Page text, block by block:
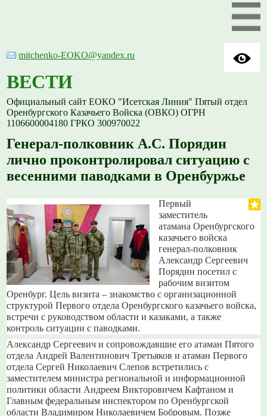
mitchenko-EOKO@yandex.ru
ВЕСТИ
Официальный сайт ЕОКО "Исетская Линия" Пятый отдел
Оренбургского Казачьего Войска (ОВКО) ОГРН
1106600004180 ГРКО 300970022
Генерал-полковник А.С. Порядин
лично проконтролировал ситуацию с
весенними паводками в Оренбуржье
Первый
заместитель
атамана Оренбургского
казачьего войска
генерал-полковник
Александр Сергеевич
Порядин посетил с
рабочим визитом
Оренбург. Цель визита – знакомство с организационной
структурой Первого отдела Оренбургского казачьего войска,
встречи с руководством области и казаками, а также
контроль ситуации с паводками.
Александр Сергеевич и сопровождавшие его атаман Пятого
отдела Андрей Валентинович Третьяков и атаман Первого
отдела Сергей Николаевич Слепов встретились с
заместителем министра региональной и информационной
политики области Андреем Викторовичем Кафтаном и
Главным федеральным инспектором по Оренбургской
области Владимиром Николаевичем Бобровым. Позже